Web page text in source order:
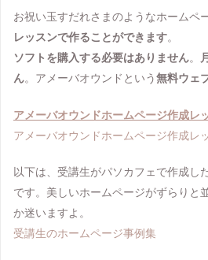
お祝い玉すだれさまのようなホームペ
レッスンで作ることができます。
ソフトを購入する必要はありません。
ん。アメーバオウンドという無料ウェ
アメーバオウンドホームページ作成レ
アメーバオウンドホームページ作成レ
以下は、受講生がパソカフェで作成し
です。美しいホームページがずらりと
か迷いますよ。
受講生のホームページ事例集